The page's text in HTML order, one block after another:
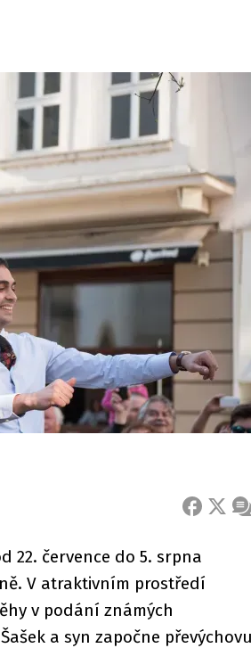
FACEBOOK
X
22. července do 5. srpna
V atraktivním prostředí
v podání známých
a syn započne převýchovu